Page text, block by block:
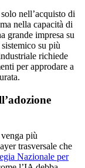
nell’acquisto di
nella capacità di
grande impresa su
su più
richiede
per approdare a
più
trasversale che
Nazionale per